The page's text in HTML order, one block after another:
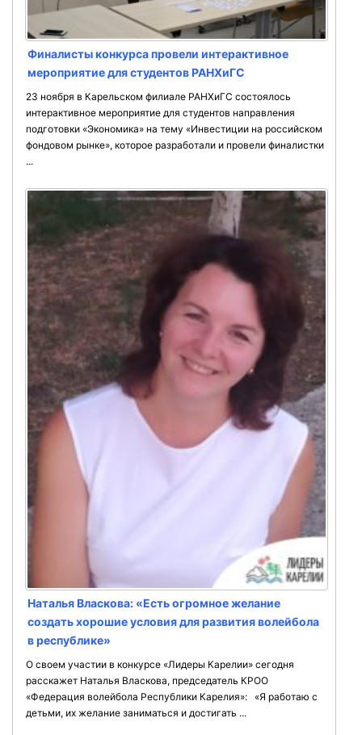
Финалисты конкурса провели интерактивное
мероприятие для студентов РАНХиГС
23 ноября в Карельском филиале РАНХиГС состоялось
интерактивное мероприятие для студентов направления
подготовки «Экономика» на тему «Инвестиции на российском
фондовом рынке», которое разработали и провели финалистки
...
Наталья Власкова: «Есть огромное желание
создать хорошие условия для развития волейбола
в республике»
О своем участии в конкурсе «Лидеры Карелии» сегодня
расскажет Наталья Власкова, председатель КРОО
«Федерация волейбола Республики Карелия»:⠀«Я работаю с
детьми, их желание заниматься и достигать ...